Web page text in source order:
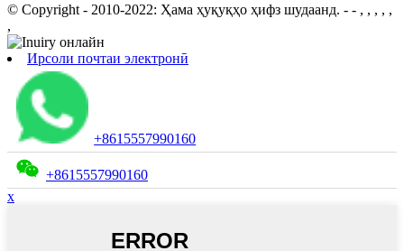
© Copyright - 2010-2022: Ҳама ҳуқуқҳо ҳифз шудаанд. - - , , , , ,
,
Ирсоли почтаи электронӣ
+8615557990160
+8615557990160
x